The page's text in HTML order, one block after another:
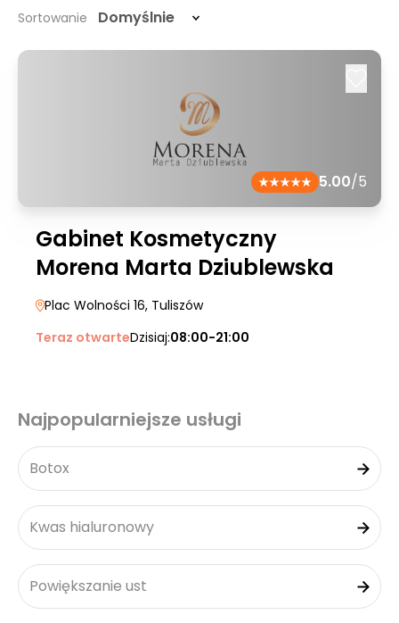
Sortowanie Domyślnie
5.00/5
Gabinet Kosmetyczny
Morena Marta Dziublewska
Plac Wolności 16, Tuliszów
Teraz otwarteDzisiaj:08:00-21:00
Najpopularniejsze usługi
Botox
Kwas hialuronowy
Powiększanie ust